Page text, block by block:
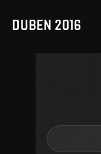
DUBEN 2016